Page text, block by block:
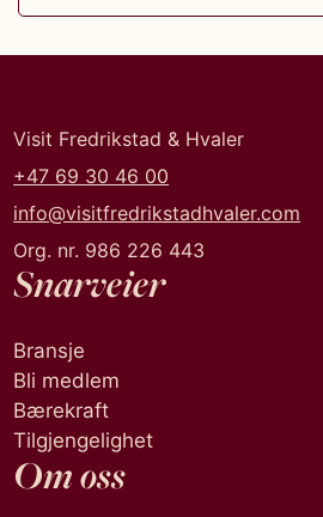
Visit Fredrikstad & Hvaler
+47 69 30 46 00
info@visitfredrikstadhvaler.com
Org. nr. 986 226 443
Snarveier
Bransje
Bli medlem
Bærekraft
Tilgjengelighet
Om oss